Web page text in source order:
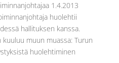
1.4.2013
huolehtii
hallituksen kanssa.
muun muassa: Turun
huolehtiminen